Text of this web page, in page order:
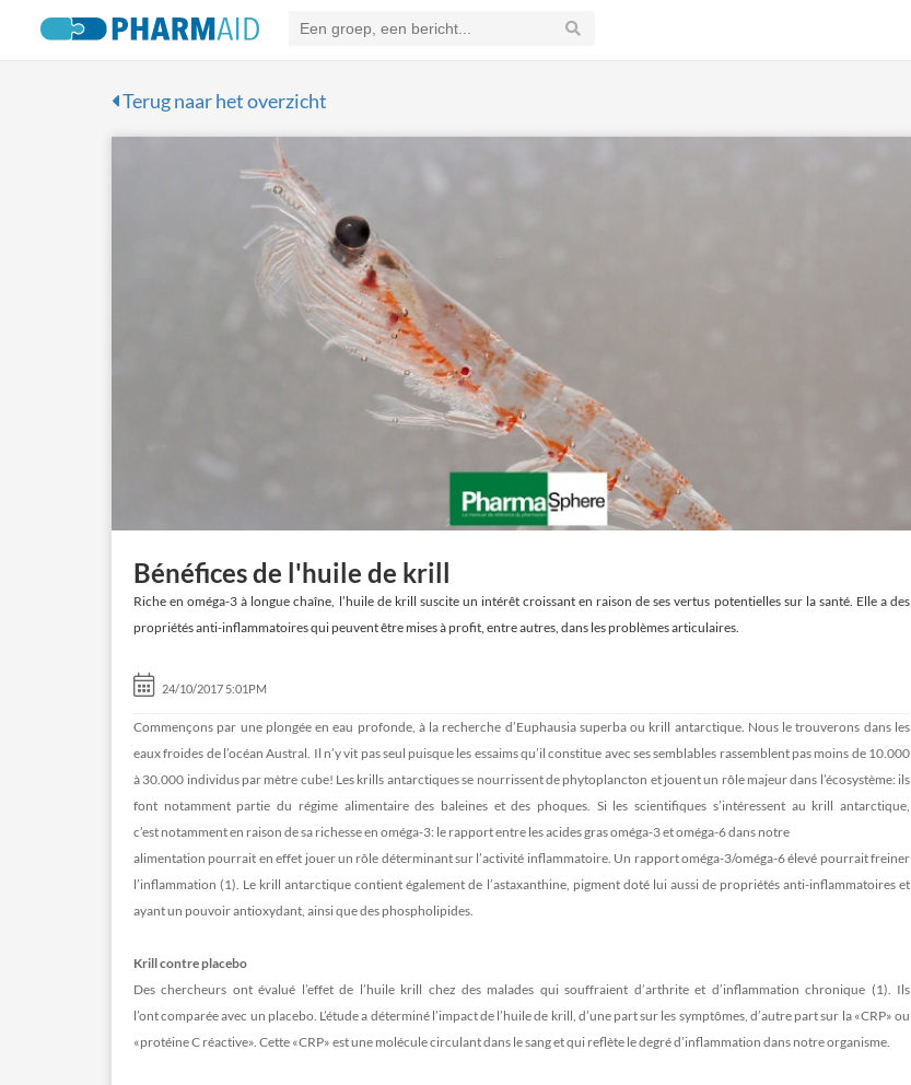
Terug naar het overzicht
Bénéfices de l'huile de krill
Riche en oméga-3 à longue chaîne, l’huile de krill suscite un intérêt croissant en raison de ses vertus potentielles sur la santé. Elle a des
propriétés anti-inflammatoires qui peuvent être mises à profit, entre autres, dans les problèmes articulaires.
24/10/2017 5:01PM
Commençons par une plongée en eau profonde, à la recherche d’Euphausia superba ou krill antarctique. Nous le trouverons dans les
eaux froides de l’océan Austral. Il n’y vit pas seul puisque les essaims qu’il constitue avec ses semblables rassemblent pas moins de 10.000
à 30.000 individus par mètre cube! Les krills antarctiques se nourrissent de phytoplancton et jouent un rôle majeur dans l’écosystème: ils
font notamment partie du régime alimentaire des baleines et des phoques. Si les scientifiques s’intéressent au krill antarctique,
c’est notamment en raison de sa richesse en oméga-3: le rapport entre les acides gras oméga-3 et oméga-6 dans notre
alimentation pourrait en effet jouer un rôle déterminant sur l’activité inflammatoire. Un rapport oméga-3/oméga-6 élevé pourrait freiner
l’inflammation (1). Le krill antarctique contient également de l’astaxanthine, pigment doté lui aussi de propriétés anti-inflammatoires et
ayant un pouvoir antioxydant, ainsi que des phospholipides.
Krill contre placebo
Des chercheurs ont évalué l’effet de l’huile krill chez des malades qui souffraient d’arthrite et d’inflammation chronique (1). Ils
l’ont comparée avec un placebo. L’étude a déterminé l’impact de l’huile de krill, d’une part sur les symptômes, d’autre part sur la «CRP» ou
«protéine C réactive». Cette «CRP» est une molécule circulant dans le sang et qui reflète le degré d’inflammation dans notre organisme.